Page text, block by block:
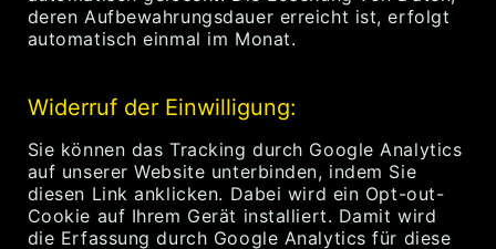
deren Aufbewahrungsdauer erreicht ist, erfolgt
automatisch einmal im Monat.
Widerruf der Einwilligung:
Sie können das Tracking durch Google Analytics
auf unserer Website unterbinden, indem Sie
diesen Link anklicken. Dabei wird ein Opt-out-
Cookie auf Ihrem Gerät installiert. Damit wird
die Erfassung durch Google Analytics für diese